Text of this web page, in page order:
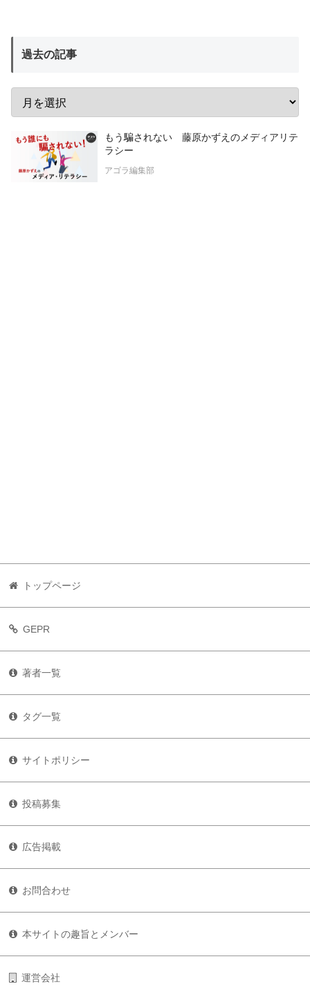
過去の記事
もう騙されない 藤原かずえのメディアリテ
ラシー
アゴラ編集部
トップページ
GEPR
著者一覧
タグ一覧
サイトポリシー
投稿募集
広告掲載
お問合わせ
本サイトの趣旨とメンバー
運営会社